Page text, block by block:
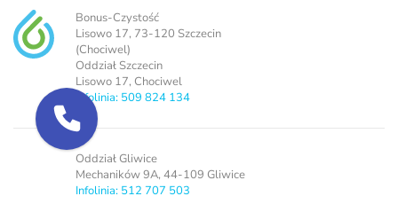
Bonus-Czystość
Lisowo 17, 73-120 Szczecin
(Chociwel)
Oddział Szczecin
Lisowo 17, Chociwel
Infolinia: 509 824 134
Oddział Gliwice
Mechaników 9A, 44-109 Gliwice
Infolinia: 512 707 503